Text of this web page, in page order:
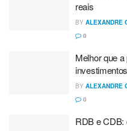
reais
BY ALEXANDRE
0
Melhor que
BY ALEXANDRE
0
RDB e CDB: